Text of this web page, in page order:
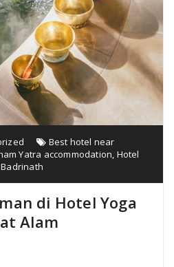
Best hotel near
Yatra accommodation Hotel
di Hotel Yoga
Alam